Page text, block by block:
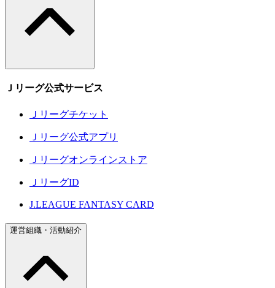
Ｊリーグ公式サービス
Ｊリーグチケット
Ｊリーグ公式アプリ
Ｊリーグオンラインストア
ＪリーグID
J.LEAGUE FANTASY CARD
運営組織・活動紹介